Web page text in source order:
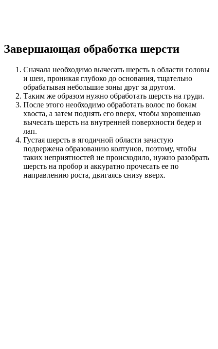
Завершающая обработка шерсти
Сначала необходимо вычесать шерсть в области головы
и шеи, проникая глубоко до основания, тщательно
обрабатывая небольшие зоны друг за другом.
Таким же образом нужно обработать шерсть на груди.
После этого необходимо обработать волос по бокам
хвоста, а затем поднять его вверх, чтобы хорошенько
вычесать шерсть на внутренней поверхности бедер и
лап.
Густая шерсть в ягодичной области зачастую
подвержена образованию колтунов, поэтому, чтобы
таких неприятностей не происходило, нужно разобрать
шерсть на пробор и аккуратно прочесать ее по
направлению роста, двигаясь снизу вверх.